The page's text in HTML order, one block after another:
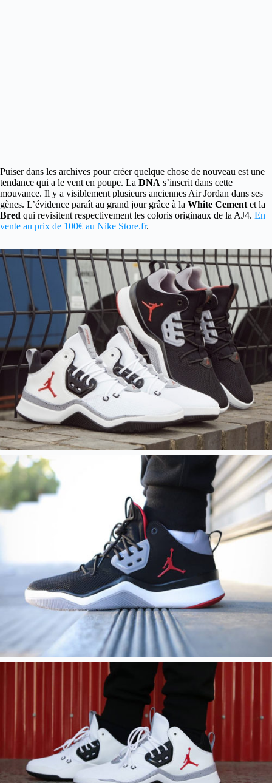
Puiser dans les archives pour créer quelque chose de nouveau est une
tendance qui a le vent en poupe. La DNA s’inscrit dans cette
mouvance. Il y a visiblement plusieurs anciennes Air Jordan dans ses
gènes. L’évidence paraît au grand jour grâce à la White Cement et la
Bred qui revisitent respectivement les coloris originaux de la AJ4. En
vente au prix de 100€ au Nike Store.fr.